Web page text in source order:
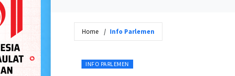
Home Info Parlemen
INFO PARLEMEN